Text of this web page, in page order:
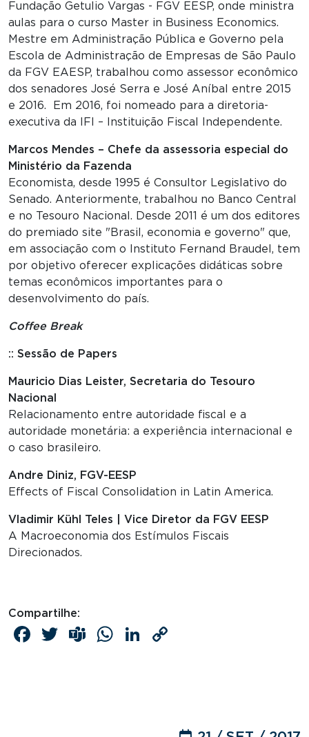
Fundação Getulio Vargas - FGV EESP, onde ministra
aulas para o curso Master in Business Economics.
Mestre em Administração Pública e Governo pela
Escola de Administração de Empresas de São Paulo
da FGV EAESP, trabalhou como assessor econômico
dos senadores José Serra e José Aníbal entre 2015
e 2016. Em 2016, foi nomeado para a diretoria-
executiva da IFI – Instituição Fiscal Independente.
Marcos Mendes – Chefe da assessoria especial do
Ministério da Fazenda
Economista, desde 1995 é Consultor Legislativo do
Senado. Anteriormente, trabalhou no Banco Central
e no Tesouro Nacional. Desde 2011 é um dos editores
do premiado site "Brasil, economia e governo" que,
em associação com o Instituto Fernand Braudel, tem
por objetivo oferecer explicações didáticas sobre
temas econômicos importantes para o
desenvolvimento do país.
Coffee Break
:: Sessão de Papers
Mauricio Dias Leister, Secretaria do Tesouro
Nacional
Relacionamento entre autoridade fiscal e a
autoridade monetária: a experiência internacional e
o caso brasileiro.
Andre Diniz, FGV-EESP
Effects of Fiscal Consolidation in Latin America.
Vladimir Kühl Teles | Vice Diretor da FGV EESP
A Macroeconomia dos Estímulos Fiscais
Direcionados.
Compartilhe:
Facebook
Twitter
Teams
WhatsApp
LinkedIn